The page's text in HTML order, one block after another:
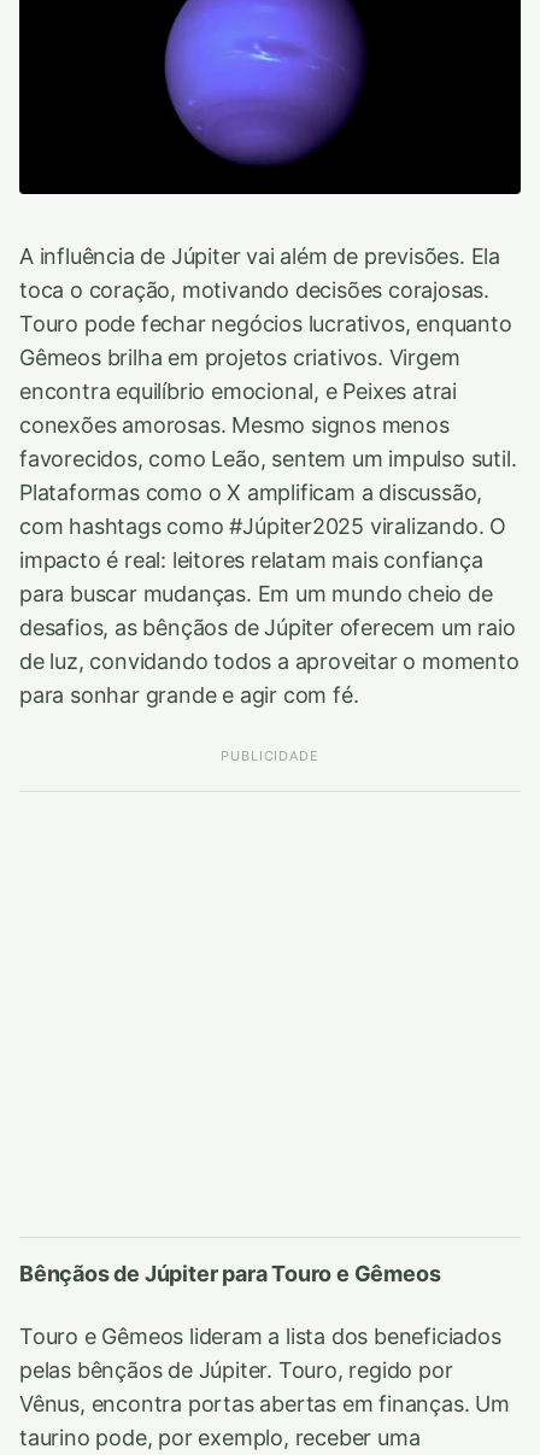
A influência de Júpiter vai além de previsões. Ela
toca o coração, motivando decisões corajosas.
Touro pode fechar negócios lucrativos, enquanto
Gêmeos brilha em projetos criativos. Virgem
encontra equilíbrio emocional, e Peixes atrai
conexões amorosas. Mesmo signos menos
favorecidos, como Leão, sentem um impulso sutil.
Plataformas como o X amplificam a discussão,
com hashtags como #Júpiter2025 viralizando. O
impacto é real: leitores relatam mais confiança
para buscar mudanças. Em um mundo cheio de
desafios, as bênçãos de Júpiter oferecem um raio
de luz, convidando todos a aproveitar o momento
para sonhar grande e agir com fé.
PUBLICIDADE
Bênçãos de Júpiter para Touro e Gêmeos
Touro e Gêmeos lideram a lista dos beneficiados
pelas bênçãos de Júpiter. Touro, regido por
Vênus, encontra portas abertas em finanças. Um
taurino pode, por exemplo, receber uma